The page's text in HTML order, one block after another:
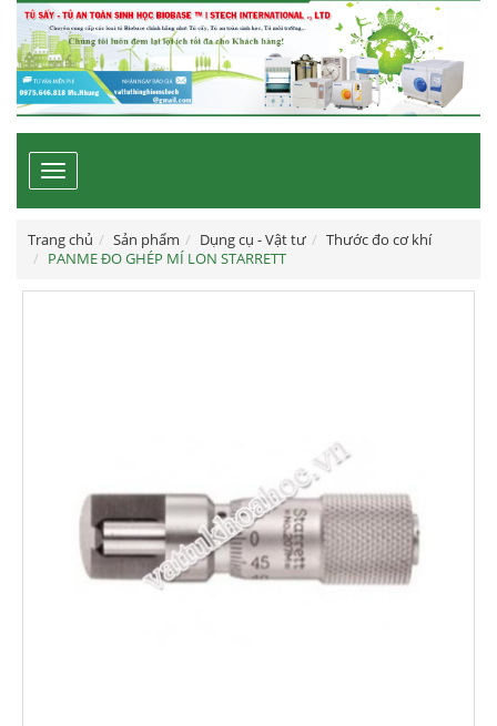
Toggle
navigation
Trang chủ Sản phẩm Dụng cụ - Vật tư
Thước đo cơ khí
PANME ĐO GHÉP MÍ LON STARRETT